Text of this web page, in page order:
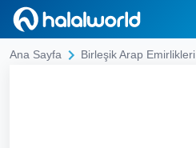
Ana Sayfa Birleşik Arap Emirlikleri